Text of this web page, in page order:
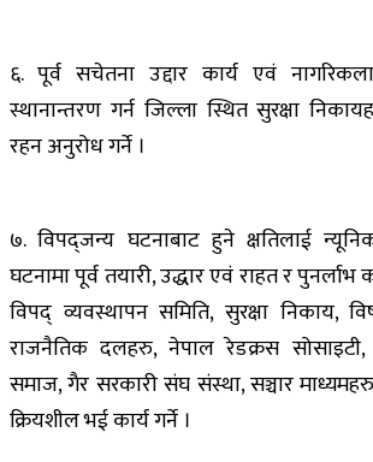
६. पूर्व सचेतना उद्दार कार्य एवं
स्थानान्तरण गर्न जिल्ला स्थित सुरक्षा
रहन अनुरोध गर्ने ।
७. विपद्जन्य घटनाबाट हुने क्षतिलाई
घटनामा पूर्व तयारी, उद्धार एवं राहत र पुनर्लाभ
विपद् व्यवस्थापन समिति, सुरक्षा निकाय,
राजनैतिक दलहरु, नेपाल रेडक्रस सोसाइटी,
समाज, गैर सरकारी संघ संस्था, सञ्चार
क्रियशील भई कार्य गर्ने ।